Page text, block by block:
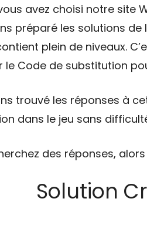
avez choisi notre site
préparé les solutions de
plein de niveaux.
le Code de substitution
trouvé les réponses à
dans le jeu sans
des réponses,
Solution